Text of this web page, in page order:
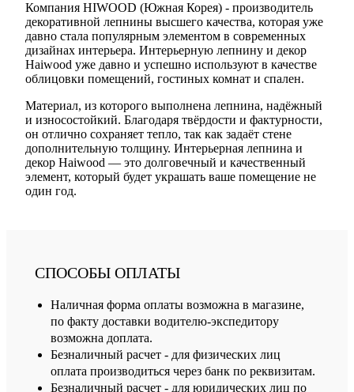
Компания HIWOOD (Южная Корея) - производитель
декоративной лепнины высшего качества, которая уже
давно стала популярным элементом в современных
дизайнах интерьера. Интерьерную лепнину и декор
Haiwood уже давно и успешно используют в качестве
облицовки помещений, гостиных комнат и спален.
Материал, из которого выполнена лепнина, надёжный
и износостойкий. Благодаря твёрдости и фактурности,
он отлично сохраняет тепло, так как задаёт стене
дополнительную толщину. Интерьерная лепнина и
декор Haiwood — это долговечный и качественный
элемент, который будет украшать ваше помещение не
один год.
СПОСОБЫ ОПЛАТЫ
Наличная форма оплаты возможна в магазине,
по факту доставки водителю-экспедитору
возможна доплата.
Безналичный расчет - для физических лиц
оплата производиться через банк по реквизитам.
Безналичный расчет - для юридических лиц по